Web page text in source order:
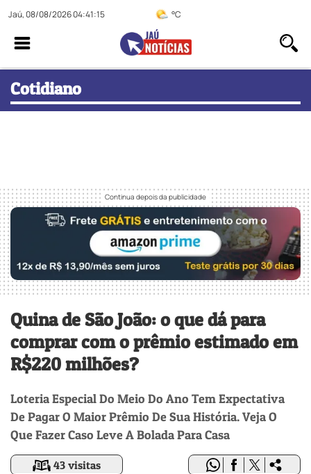
Jaú, 08/08/2026 04:41:16 °C
Cotidiano
Quina de São João: o que dá para
comprar com o prêmio estimado em
R$220 milhões?
Loteria Especial Do Meio Do Ano Tem Expectativa
De Pagar O Maior Prêmio De Sua História. Veja O
Que Fazer Caso Leve A Bolada Para Casa
43 visitas